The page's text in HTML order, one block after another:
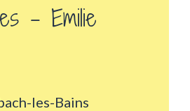
- Emilie
les-Bains